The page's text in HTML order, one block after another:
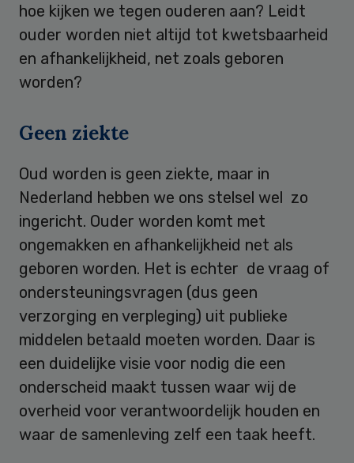
hoe kijken we tegen ouderen aan? Leidt
ouder worden niet altijd tot kwetsbaarheid
en afhankelijkheid, net zoals geboren
worden?
Geen ziekte
Oud worden is geen ziekte, maar in
Nederland hebben we ons stelsel wel zo
ingericht. Ouder worden komt met
ongemakken en afhankelijkheid net als
geboren worden. Het is echter de vraag of
ondersteuningsvragen (dus geen
verzorging en verpleging) uit publieke
middelen betaald moeten worden. Daar is
een duidelijke visie voor nodig die een
onderscheid maakt tussen waar wij de
overheid voor verantwoordelijk houden en
waar de samenleving zelf een taak heeft.